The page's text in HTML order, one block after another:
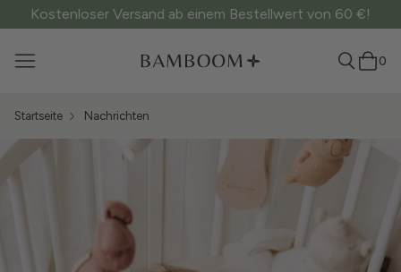
Kostenloser Versand ab einem Bestellwert von 60 €!
0
Startseite Nachrichten